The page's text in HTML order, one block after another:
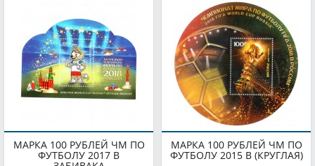
МАРКА 100 РУБЛЕЙ ЧМ ПО
ФУТБОЛУ 2017 В
МАРКА 100 РУБЛЕЙ ЧМ ПО
ФУТБОЛУ 2015 В (КРУГЛАЯ)